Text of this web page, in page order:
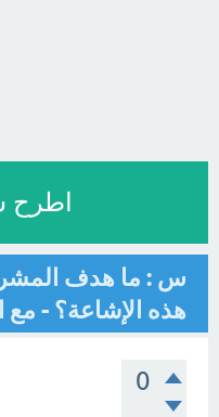
اطرح
س : ما هدف
هذه الإشاعة؟ - مع
0